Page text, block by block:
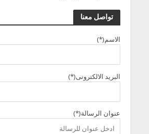
تواصل معنا
الاسم(*)
البريد الالكترونى(*)
عنوان الرسالة(*)